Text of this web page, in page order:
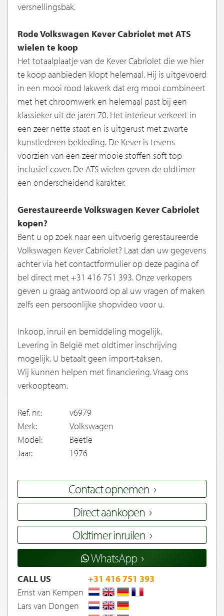
versnellingsbak.
Rode Volkswagen Kever Cabriolet met ATS
wielen te koop
Het totaalplaatje van de Kever Cabriolet die we hier
te koop aanbieden klopt helemaal. Hij is uitgevoerd
in een mooi rood lakwerk dat erg mooi combineert
met het chroomwerk en helemaal past bij een
klassieker uit de jaren 70. Het interieur verkeert in
een zeer nette staat en is uitgerust met zwarte
kunstlederen bekleding. De Kever is tevens
voorzien van een zeer mooie stoffen soft top
inclusief cover. De ATS wielen geven de oldtimer
een onderscheidend karakter.
Gerestaureerde Volkswagen Kever Cabriolet
kopen?
Bent u op zoek naar een uitvoerig gerestaureerde
Volkswagen Kever Cabriolet? Laat dan uw gegevens
achter via het contactformulier op deze pagina of
bel direct met +31 416 751 393. Onze verkopers
geven u graag antwoord op al uw vragen of maken
zelfs een persoonlijke shopvideo voor u.
Inkoop, inruil en bemiddeling mogelijk.
Levering in België met oldtimer inschrijving
mogelijk. U betaalt geen import-taksen.
Wij kunnen helpen met financiering. Vraag ons
verkoopteam.
Ref. nr.:
v6979
Merk:
Volkswagen
Model:
Beetle
Jaar:
1976
Contact opnemen
Direct aankopen
Oldtimer inruilen
WhatsApp
CALL US
+31 416 751 393
Ernst van Kempen
Lars van Dongen